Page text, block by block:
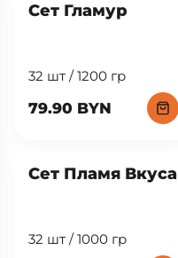
Сет Гламур
32 шт / 1200 гр
79.90 BYN
Сет Пламя Вкуса
32 шт / 1000 гр